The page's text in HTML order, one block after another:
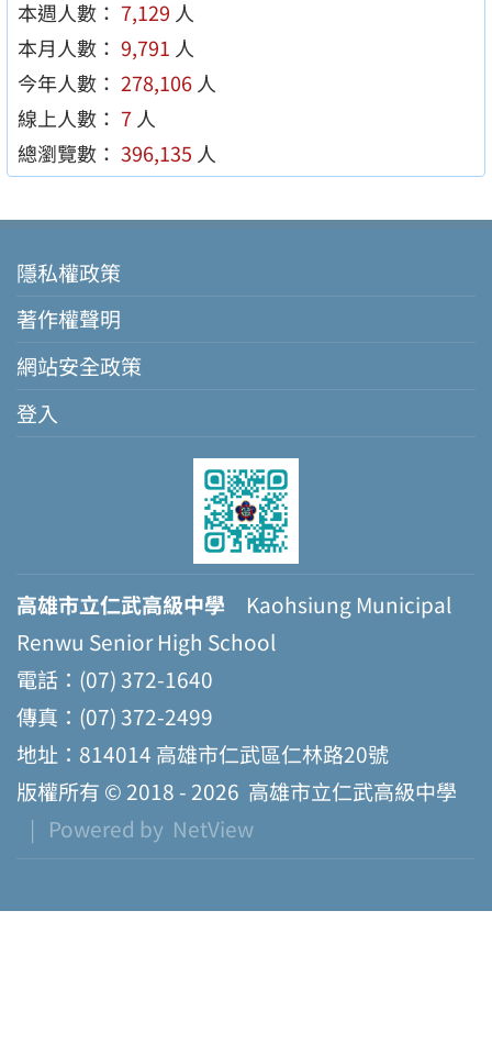
本週人數： 7,129 人
本月人數： 9,791 人
今年人數： 278,106 人
線上人數： 7 人
總瀏覽數： 396,135 人
隱私權政策
著作權聲明
網站安全政策
登入
高雄市立仁武高級中學 Kaohsiung Municipal
Renwu Senior High School
電話：(07) 372-1640
傳真：(07) 372-2499
地址：814014 高雄市仁武區仁林路20號
版權所有 © 2018 - 2026 高雄市立仁武高級中學
| Powered by NetView